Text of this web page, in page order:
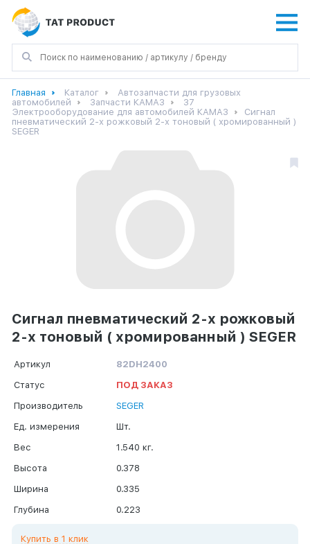
Главная Каталог
Автозапчасти для грузовых
автомобилей
Запчасти КАМАЗ
37
Электрооборудование для автомобилей КАМАЗ
Сигнал
пневматический 2-х рожковый 2-х тоновый ( хромированный )
SEGER
Сигнал пневматический 2-х рожковый
2-х тоновый ( хромированный ) SEGER
Артикул
82DH2400
Статус
ПОД ЗАКАЗ
Производитель
SEGER
Ед. измерения
Шт.
Вес
1.540 кг.
Высота
0.378
Ширина
0.335
Глубина
0.223
Купить в 1 клик